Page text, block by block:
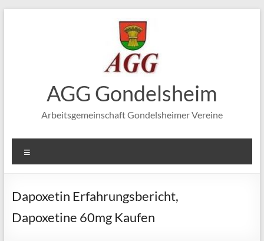
AGG Gondelsheim
Arbeitsgemeinschaft Gondelsheimer Vereine
Dapoxetin Erfahrungsbericht,
Dapoxetine 60mg Kaufen